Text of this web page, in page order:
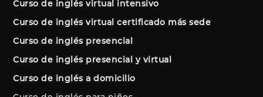
Curso de inglés virtual intensivo
Curso de inglés virtual certificado más sede
Curso de inglés presencial
Curso de inglés presencial y virtual
Curso de inglés a domicilio